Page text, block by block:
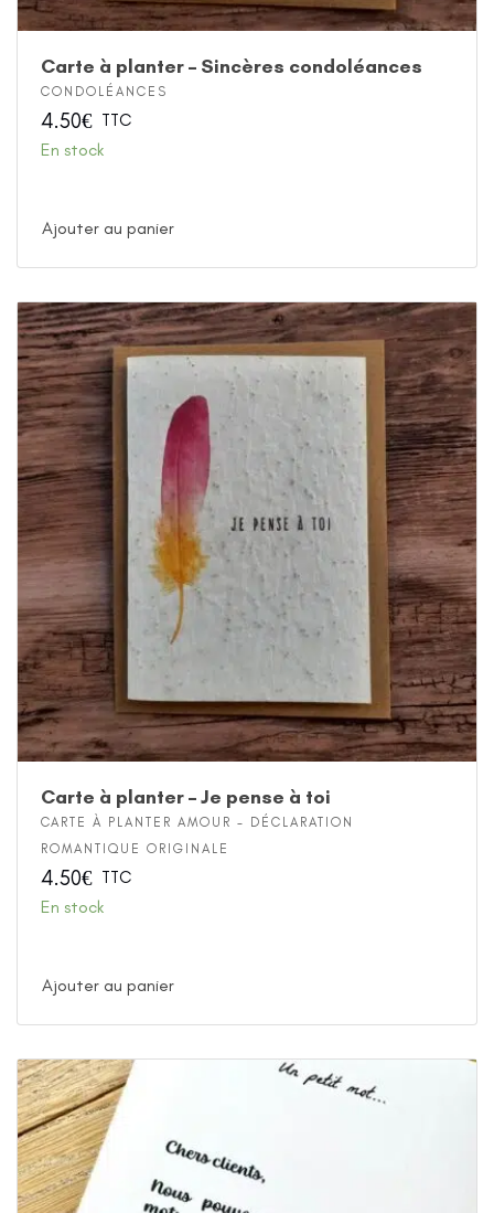
Carte à planter – Sincères condoléances
CONDOLÉANCES
4.50€ TTC
En stock
Ajouter au panier
Carte à planter – Je pense à toi
CARTE À PLANTER AMOUR - DÉCLARATION
ROMANTIQUE ORIGINALE
4.50€ TTC
En stock
Ajouter au panier